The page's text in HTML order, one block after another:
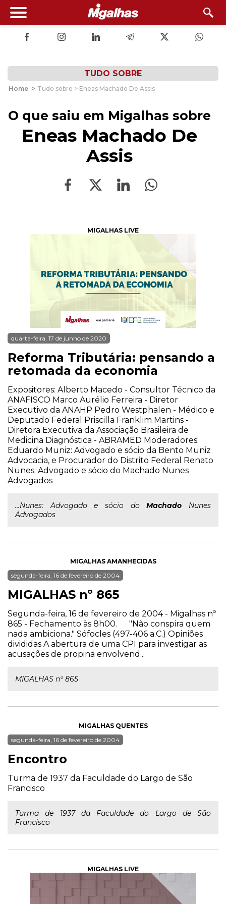
TUDO SOBRE
Home > Tudo sobre > Eneas Machado De Assis
O que saiu em Migalhas sobre
Eneas Machado De
Assis
MIGALHAS LIVE
quarta-feira, 17 de junho de 2020
Reforma Tributária: pensando a
retomada da economia
Expositores: Alberto Macedo - Consultor Técnico da
ANAFISCO Marco Aurélio Ferreira - Diretor
Executivo da ANAHP Pedro Westphalen - Médico e
Deputado Federal Priscilla Franklim Martins -
Diretora Executiva da Associação Brasileira de
Medicina Diagnóstica - ABRAMED Moderadores:
Eduardo Muniz: Advogado e sócio da Bento Muniz
Advocacia, e Procurador do Distrito Federal Renato
Nunes: Advogado e sócio do Machado Nunes
Advogados
...Nunes: Advogado e sócio doMachado Nunes
Advogados
MIGALHAS AMANHECIDAS
segunda-feira, 16 de fevereiro de 2004
MIGALHAS nº 865
Segunda-feira, 16 de fevereiro de 2004 - Migalhas nº
865 - Fechamento às 8h00. "Não conspira quem
nada ambiciona." Sófocles (497-406 a.C.) Opiniões
divididas A abertura de uma CPI para investigar as
acusações de propina envolvend...
MIGALHAS nº 865
MIGALHAS QUENTES
segunda-feira, 16 de fevereiro de 2004
Encontro
Turma de 1937 da Faculdade do Largo de São
Francisco
Turma de 1937 da Faculdade do Largo de São
Francisco
MIGALHAS LIVE